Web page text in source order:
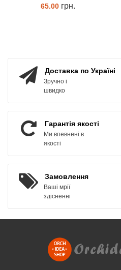
65.00грн.
Доставка по Україні
Зручно і
швидко
Гарантія якості
Ми впевнені в
якості
Замовлення
Ваші мрії
здісненні